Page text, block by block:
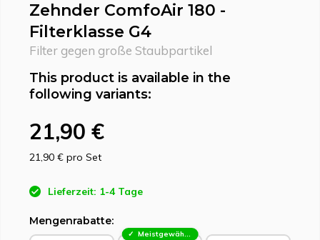
Zehnder ComfoAir 180 -
Filterklasse G4
Filter gegen große Staubpartikel
This product is available in the
following variants:
21,90 €
21,90 € pro Set
Lieferzeit: 1-4 Tage
Mengenrabatte:
Meistgewählt - Nachhaltige Wahl